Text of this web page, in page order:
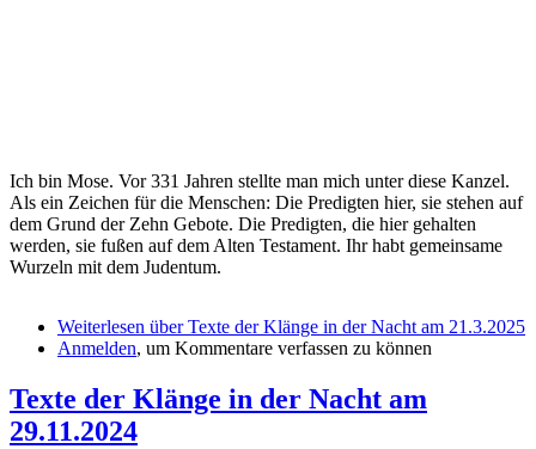
Ich bin Mose. Vor 331 Jahren stellte man mich unter diese Kanzel.
Als ein Zeichen für die Menschen: Die Predigten hier, sie stehen auf
dem Grund der Zehn Gebote. Die Predigten, die hier gehalten
werden, sie fußen auf dem Alten Testament. Ihr habt gemeinsame
Wurzeln mit dem Judentum.
Weiterlesen über Texte der Klänge in der Nacht am 21.3.2025
Anmelden, um Kommentare verfassen zu können
Texte der Klänge in der Nacht am
29.11.2024